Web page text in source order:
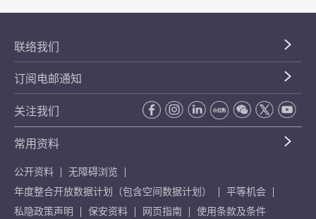
联络我们
订阅电邮通知
关注我们
常用资料
公开资料
无障碍浏览
年度整合开放数据计划（包含空间数据计划）
平等机会
私隐政策声明
保安资料 网页指南 使用条款及条件